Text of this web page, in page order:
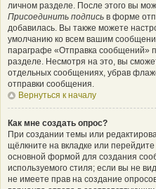
личном разделе. После этого вы
Присоединить подпись в форме
добавилась. Вы также можете
умолчанию ко всем вашим
параграфе «Отправка сообщений»
разделе. Несмотря на это, вы
отдельных сообщениях, убрав
отправки сообщения.
Вернуться к началу
Как мне создать опрос?
При создании темы или
щёлкните на вкладке или
основной формой для создания
используемого стиля; если вы не
не имеете прав на создание